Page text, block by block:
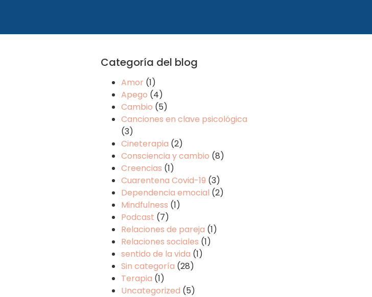
Categoría del blog
Amor (1)
Apego (4)
Cambio (5)
Canciones en clave psicológica
(3)
Cineterapia (2)
Consciencia y cambio (8)
Creencias (1)
Cuarentena Covid-19 (3)
Dependencia emocial (2)
Mindfulness (1)
Podcast (7)
Relaciones de pareja (1)
Relaciones sociales (1)
sentido de la vida (1)
Sin categoría (28)
Terapia (1)
Uncategorized (5)